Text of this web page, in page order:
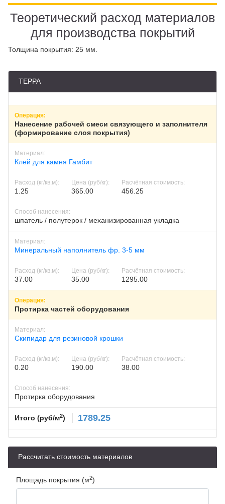
ПРОМПОЛЫ ТЕХНИКА
Иркутск
Теоретический расход материалов
для производства покрытий
Толщина покрытия: 25 мм.
ТЕРРА
Нанесение рабочей смеси связующего и заполнителя
(формирование слоя покрытия)
Клей для камня Гамбит
1.25 365.00 456.25
шпатель / полутерок / механизированная укладка
Минеральный наполнитель фр. 3-5 мм
37.00 35.00 1295.00
Протирка частей оборудования
Скипидар для резиновой крошки
0.20 190.00 38.00
Протирка оборудования
Итого (руб/м2) 1789.25
Рассчитать стоимость материалов
Площадь покрытия (м2)